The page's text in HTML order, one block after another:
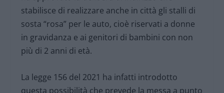
stabilisce di realizzare anche in città gli stalli di
sosta “rosa” per le auto, cioè riservati a donne
in gravidanza e ai genitori di bambini con non
più di 2 anni di età.
La legge 156 del 2021 ha infatti introdotto
questa possibilità che prevede la messa a punto